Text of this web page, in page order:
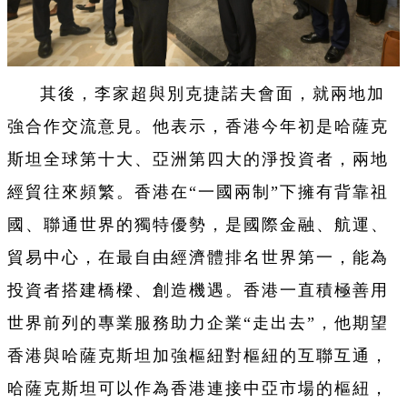
其後，李家超與別克捷諾夫會面，就兩地加
強合作交流意見。他表示，香港今年初是哈薩克
斯坦全球第十大、亞洲第四大的淨投資者，兩地
經貿往來頻繁。香港在“一國兩制”下擁有背靠祖
國、聯通世界的獨特優勢，是國際金融、航運、
貿易中心，在最自由經濟體排名世界第一，能為
投資者搭建橋樑、創造機遇。香港一直積極善用
世界前列的專業服務助力企業“走出去”，他期望
香港與哈薩克斯坦加強樞紐對樞紐的互聯互通，
哈薩克斯坦可以作為香港連接中亞市場的樞紐，